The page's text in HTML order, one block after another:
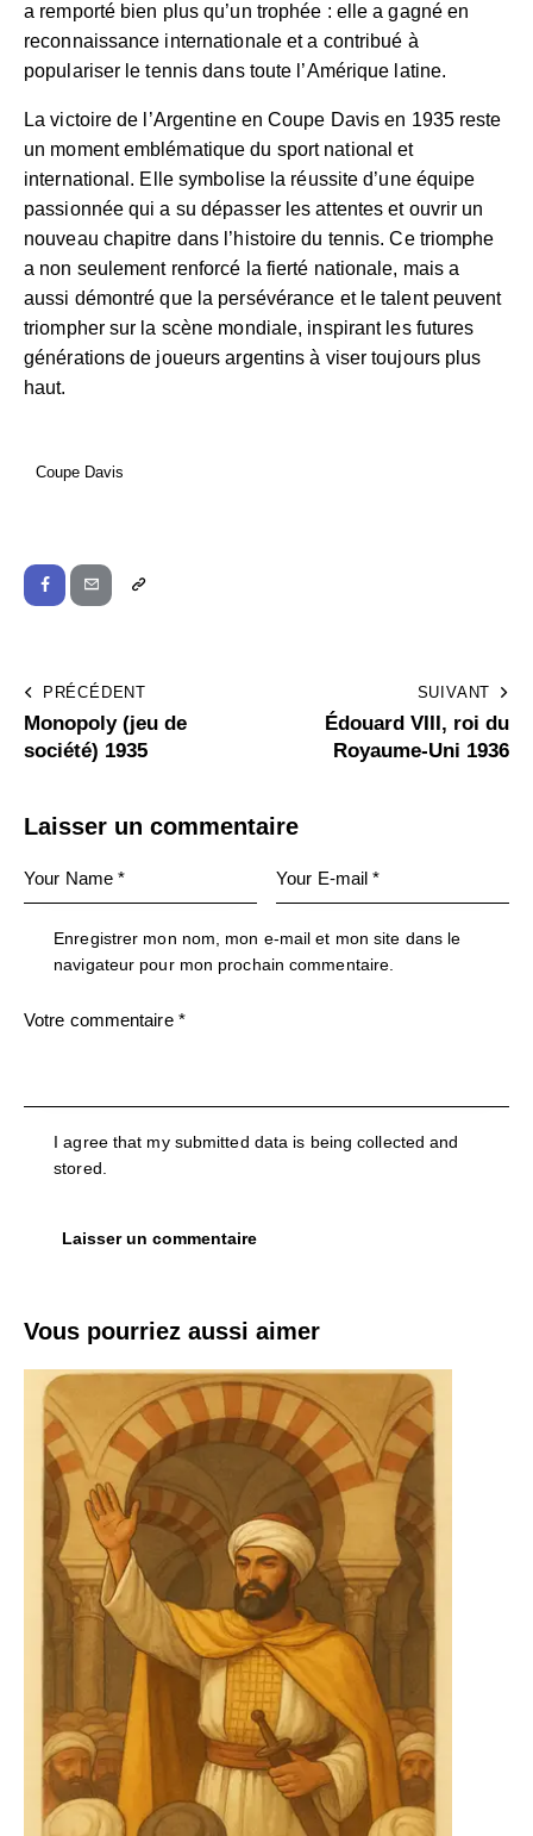
a remporté bien plus qu’un trophée : elle a gagné en
reconnaissance internationale et a contribué à
populariser le tennis dans toute l’Amérique latine.
La victoire de l’Argentine en Coupe Davis en 1935 reste
un moment emblématique du sport national et
international. Elle symbolise la réussite d’une équipe
passionnée qui a su dépasser les attentes et ouvrir un
nouveau chapitre dans l’histoire du tennis. Ce triomphe
a non seulement renforcé la fierté nationale, mais a
aussi démontré que la persévérance et le talent peuvent
triompher sur la scène mondiale, inspirant les futures
générations de joueurs argentins à viser toujours plus
haut.
Coupe Davis
PRÉCÉDENT
Monopoly (jeu de
société) 1935
SUIVANT
Édouard VIII, roi du
Royaume-Uni 1936
Laisser un commentaire
Enregistrer mon nom, mon e-mail et mon site dans le
navigateur pour mon prochain commentaire.
I agree that my submitted data is being collected and
stored.
Vous pourriez aussi aimer